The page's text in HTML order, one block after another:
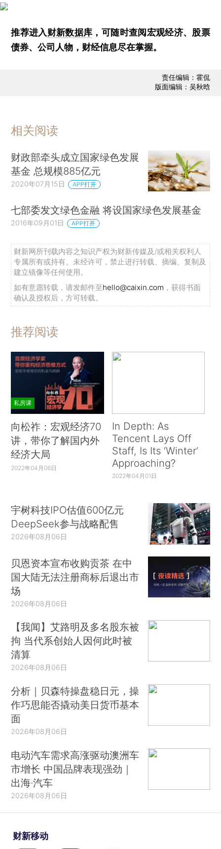
推荐进入财新数据库 ，可随时查阅宏观经济、股票
债券、公司人物，财经信息尽在掌握。
责任编辑：霍侃
版面编辑：吴秋晗
相关阅读
财政部牵头成立国家绿色发展
基金 总规模885亿元
2020年07月15日 APP打开
七部委发文绿色金融 将设国家绿色发展基金
2016年09月01日 APP打开
财新网所刊载内容之知识产权为财新传媒及/或相关权利人
专属所有或持有。未经许可，禁止进行转载、摘编、复制及
建立镜像等任何使用。
如有意愿转载，请发邮件至hello@caixin.com ，获得书面
确认及授权后，方可转载。
推荐阅读
私房课
向松祚：宏观经济70
讲，带你了解国内外
经济大局
2022年04月06日
In Depth: As
Tencent Lays Off
Staff, Is Its ‘Winter’
Approaching?
2022年04月01日
宇树科技IPO估值600亿元
DeepSeek参与战略配售
2026年08月06日
贝恩资本宣布收购贡茶 在中
国大陆无法注册商标后退出市
场
2026年08月06日
【我闻】艾路明及多名股东被
拘 当代系创始人因何此时被
清算
2026年08月06日
分析｜贝森特操盘稳日元，操
作巧思能否撬动美日货币基本
面
2026年08月06日
电动汽车需求高涨驱动澳洲车
市增长 中国品牌表现强劲｜
出海·汽车
2026年08月06日
财新移动